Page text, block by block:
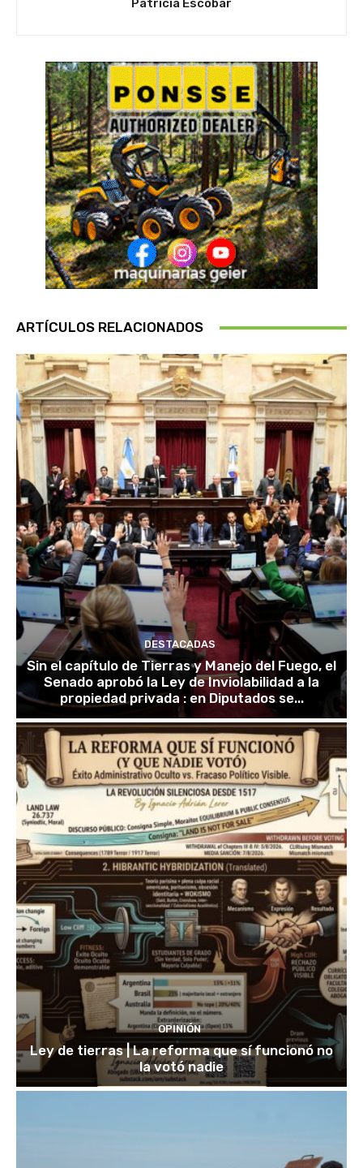
Patricia Escobar
ARTÍCULOS RELACIONADOS
DESTACADAS
Sin el capítulo de Tierras y Manejo del Fuego, el
Senado aprobó la Ley de Inviolabilidad a la
propiedad privada : en Diputados se...
OPINIÓN
Ley de tierras | La reforma que sí funcionó no
la votó nadie